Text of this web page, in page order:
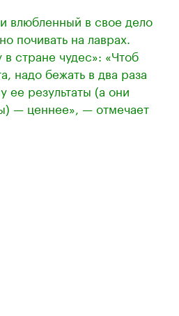
влюбленный в свое дело
почивать на лаврах.
стране чудес»: «Чтоб
надо бежать в два раза
ее результаты (а они
— ценнее», ​— отмечает